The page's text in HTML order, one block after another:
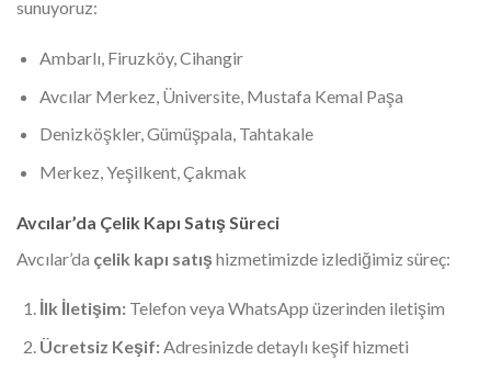
sunuyoruz:
Ambarlı, Firuzköy, Cihangir
Avcılar Merkez, Üniversite, Mustafa Kemal Paşa
Denizköşkler, Gümüşpala, Tahtakale
Merkez, Yeşilkent, Çakmak
Avcılar’da Çelik Kapı Satış Süreci
Avcılar’da çelik kapı satışhizmetimizde izlediğimiz süreç:
İlk İletişim:Telefon veya WhatsApp üzerinden iletişim
Ücretsiz Keşif:Adresinizde detaylı keşif hizmeti